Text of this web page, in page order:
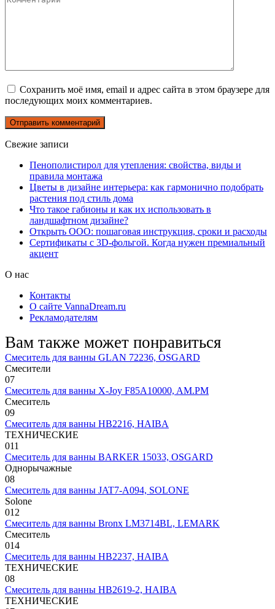
Сохранить моё имя, email и адрес сайта в этом браузере для
последующих моих комментариев.
Свежие записи
Пенополистирол для утепления: свойства, виды и
правила монтажа
Цветы в дизайне интерьера: как гармонично подобрать
растения под стиль дома
Что такое габионы и как их использовать в
ландшафтном дизайне?
Открыть ООО: пошаговая инструкция, сроки и расходы
Сертификаты с 3D-фольгой. Когда нужен премиальный
акцент
О нас
Контакты
О сайте VannaDream.ru
Рекламодателям
Вам также может понравиться
Смеситель для ванны GLAN 72236, OSGARD
Смесители
07
Смеситель для ванны X-Joy F85A10000, AM.PM
Смеситель
09
Смеситель для ванны HB2216, HAIBA
ТЕХНИЧЕСКИЕ
011
Смеситель для ванны BARKER 15033, OSGARD
Однорычажные
08
Смеситель для ванны JAT7-A094, SOLONE
Solone
012
Смеситель для ванны Bronx LM3714BL, LEMARK
Смеситель
014
Смеситель для ванны HB2237, HAIBA
ТЕХНИЧЕСКИЕ
08
Смеситель для ванны HB2619-2, HAIBA
ТЕХНИЧЕСКИЕ